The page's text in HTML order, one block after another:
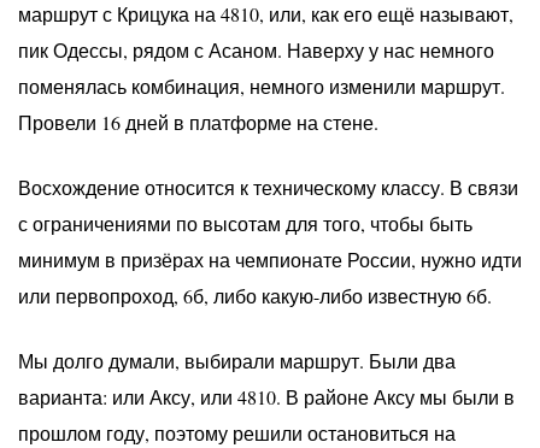
маршрут с Крицука на 4810, или, как его ещё называют,
пик Одессы, рядом с Асаном. Наверху у нас немного
поменялась комбинация, немного изменили маршрут.
Провели 16 дней в платформе на стене.
Восхождение относится к техническому классу. В связи
с ограничениями по высотам для того, чтобы быть
минимум в призёрах на чемпионате России, нужно идти
или первопроход, 6б, либо какую-либо известную 6б.
Мы долго думали, выбирали маршрут. Были два
варианта: или Аксу, или 4810. В районе Аксу мы были в
прошлом году, поэтому решили остановиться на